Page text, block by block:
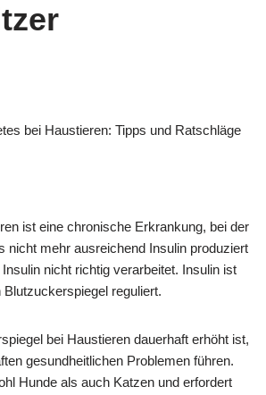
ist eine chronische Erkrankung, bei der
nicht mehr ausreichend Insulin produziert
nicht richtig verarbeitet. Insulin ist
reguliert.
bei Haustieren dauerhaft erhöht ist,
gesundheitlichen Problemen führen.
Hunde als auch Katzen und erfordert